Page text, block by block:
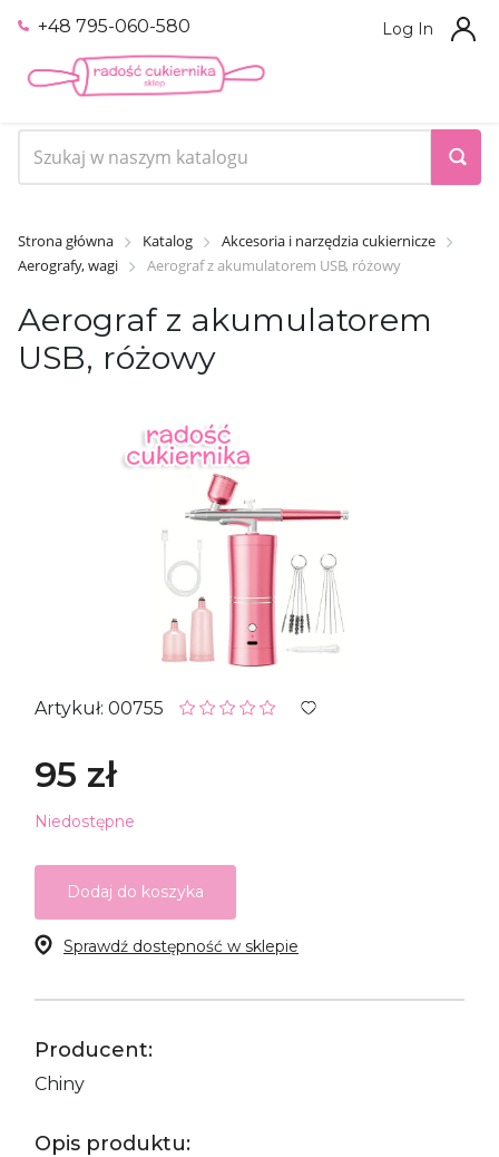
+48 795-060-580 Log In
Strona główna Katalog
Akcesoria i narzędzia cukiernicze
Aerografy, wagi
Aerograf z akumulatorem USB, różowy
Aerograf z akumulatorem
USB, różowy
Artykuł: 00755
95 zł
Niedostępne
Dodaj do koszyka
Sprawdź dostępność w sklepie
Producent:
Chiny
Opis produktu: